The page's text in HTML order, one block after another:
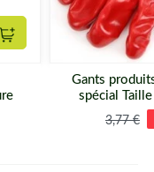
Ajouter au panier
Gants
spécial
3,77 €